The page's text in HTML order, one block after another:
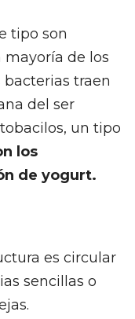
tipo son
mayoría de los
bacterias traen
del ser
un tipo
los
de yogurt.
es circular
sencillas o